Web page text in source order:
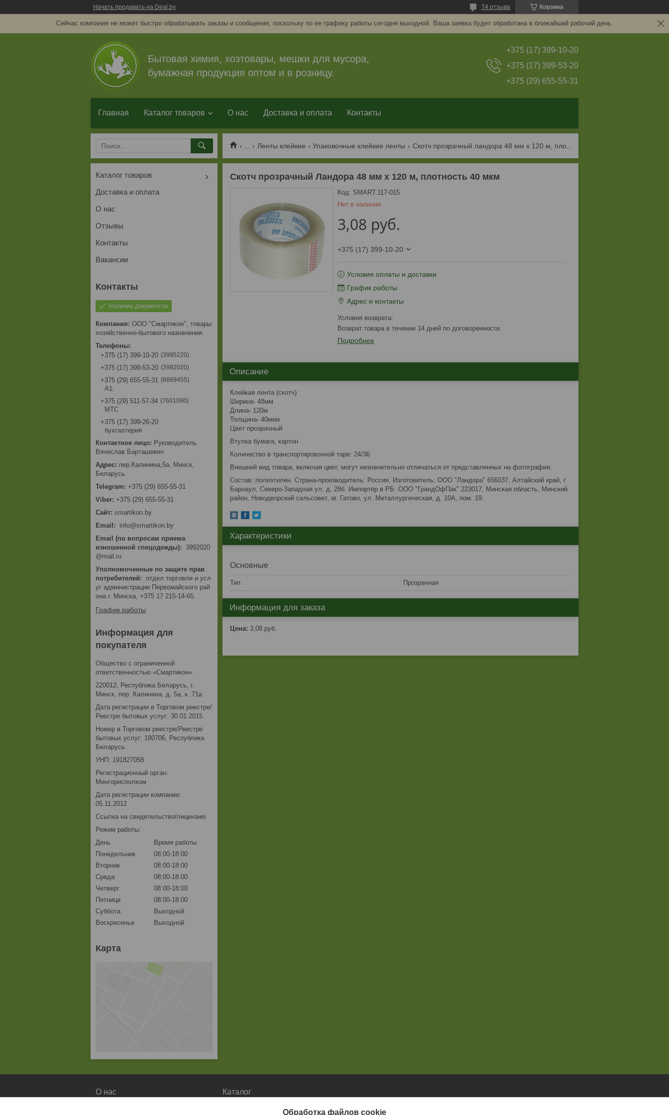
Начать продавать на Deal.by Корзина
74 отзыва
Сейчас компания не может быстро обрабатывать заказы и сообщения, поскольку по ее графику работы сегодня выходной. Ваша заявка будет обработана в ближайший рабочий день.
Бытовая химия, хозтовары, мешки для мусора,
бумажная продукция оптом и в розницу.
+375 (17) 399-10-20
+375 (17) 399-53-20
+375 (29) 655-55-31
Главная Каталог товаров О нас Доставка и оплата Контакты
Ленты клейкие Упаковочные клейкие ленты
Скотч прозрачный Ландора 48 мм х 120 м, плотность 40 мкм
Нет в наличии
Код: SMART.117-015
3,08 руб.
+375 (17) 399-10-20
Условия оплаты и доставки
График работы
Адрес и контакты
возврат товара в течение 14 дней по договоренности
Подробнее
Описание
Клейкая лента (скотч)
Ширина- 48мм
Длина- 120м
Толщина- 40мкм
Цвет прозрачный
Втулка бумага, картон
Количество в транспортировочной таре: 24/36
Внешний вид товара, включая цвет, могут незначительно отличаться от представленных на фотографии.
Состав: полиэтилен. Страна-производитель: Россия. Изготовитель: ООО "Ландора" 656037, Алтайский край, г
Барнаул, Северо-Западная ул, д. 28б. Импортёр в РБ: ООО "ГрандОфПак" 223017, Минская область, Минский
район, Новодворский сельсовет, аг. Гатово, ул. Металлургическая, д. 10А, пом. 19.
Характеристики
Основные
Тип Прозрачная
Информация для заказа
Цена: 3,08 руб.
Каталог товаров
Доставка и оплата
О нас
Отзывы
Контакты
Вакансии
Наличие документов
ООО "Смартикон", товары
хозяйственно-бытового назначения.
+375 (17) 399-10-20 3995220
+375 (17) 399-53-20 3992020
+375 (29) 655-55-31 6669455
A1;
+375 (29) 511-57-34
7601090
МТС
+375 (17) 399-26-20
бухгалтерия
Руководитель
Вячеслав Барташевич
пер.Калинина,5а, Минск,
Беларусь
+375 (29) 655-55-31
+375 (29) 655-55-31
smartikon.by
Email
info@smartikon.by
Email (по вопросам приема
изношенной спецодежды)
3992020
@mail.ru
Уполномоченные по защите прав
потребителей
отдел торговли и усл
уг администрации Первомайского рай
она г. Минска, +375 17 215-14-65.
График работы
Информация для
покупателя
Общество с ограниченной
ответственностью «Смартикон»
220012, Республика Беларусь, г.
Минск, пер. Калинина, д. 5а, к. 71а
Дата регистрации в Торговом реестре/
Реестре бытовых услуг: 30.01.2015
Номер в Торговом реестре/Реестре
бытовых услуг: 180706, Республика
Беларусь
УНП: 191827058
Регистрационный орган:
Мингорисполком
Дата регистрации компании:
05.11.2012
Ссылка на свидетельство/лицензию
Режим работы:
День
Время работы
Понедельник
08:00-18:00
Вторник
08:00-18:00
Среда
08:00-18:00
Четверг
08:00-18:00
Пятница
08:00-18:00
Суббота
Выходной
Воскресенье
Выходной
Карта
О нас Каталог
Обработка файлов cookie